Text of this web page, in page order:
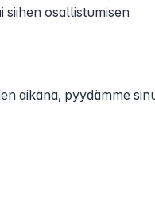
siihen osallistumisen
aikana, pyydämme